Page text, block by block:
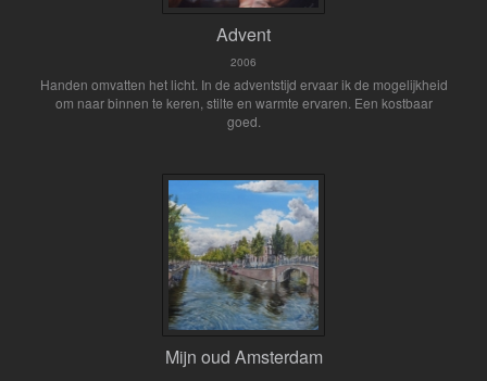
Advent
2006
Handen omvatten het licht. In de adventstijd ervaar ik de mogelijkheid
om naar binnen te keren, stilte en warmte ervaren. Een kostbaar
goed.
Mijn oud Amsterdam